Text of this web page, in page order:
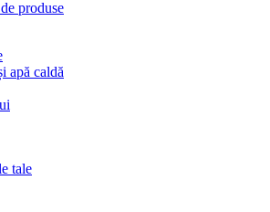
produse
apă caldă
tale